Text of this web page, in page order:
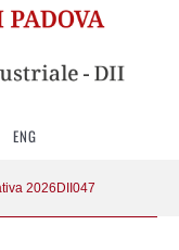
ENG
2026DII047